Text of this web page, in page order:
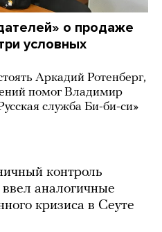
о продаже
условных
Аркадий Ротенберг,
помог Владимир
служба Би-би-си»
контроль
аналогичные
кризиса в Сеуте